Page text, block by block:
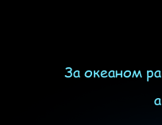
За океаном